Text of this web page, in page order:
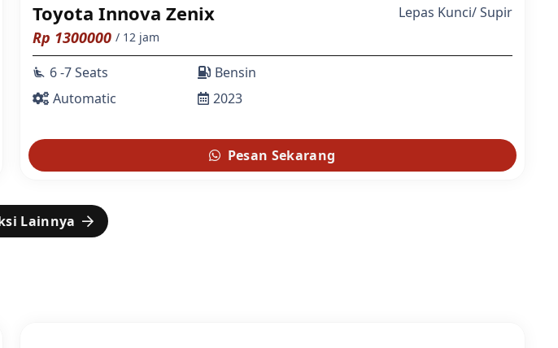
Toyota Innova Zenix Lepas Kunci/Supir
Rp 1300000 / 12 jam
airline_seat_recline_extra 6 -7 Seats
Automatic
Bensin
2023
Pesan Sekarang
Lainnya